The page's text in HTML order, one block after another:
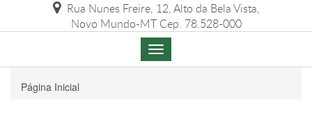
Rua Nunes Freire, 12, Alto da Bela Vista,
Novo Mundo-MT Cep. 78.528-000
Menu
de
Página Inicial